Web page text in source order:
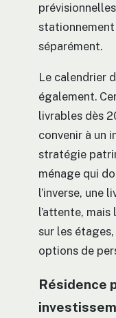
séparément.
Le calendrier
également.
livrables dès
convenir à un
stratégie
ménage qui
l’inverse, une
l’attente,
sur les
options de
Résidence